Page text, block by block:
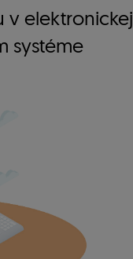
v elektronickej
systéme